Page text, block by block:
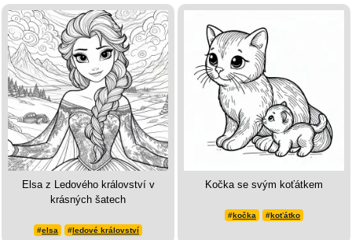
Elsa z Ledového království v
krásných šatech
#elsa #ledové království
Kočka se svým koťátkem
#kočka #koťátko